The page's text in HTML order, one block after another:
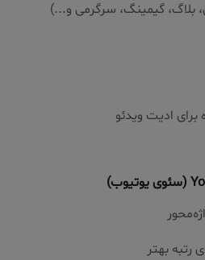
بلاگ، گیمینگ، سرگرمی و...)
برای ادیت ویدئو
بهتر